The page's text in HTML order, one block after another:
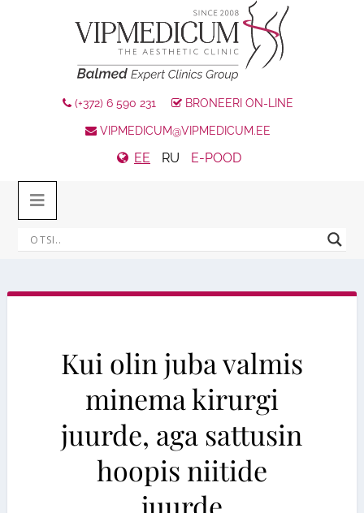
(+372) 6 590 231 BRONEERI ON-LINE
VIPMEDICUM@VIPMEDICUM.EE
EE RU E-POOD
Kui olin juba valmis
minema kirurgi
juurde, aga sattusin
hoopis niitide